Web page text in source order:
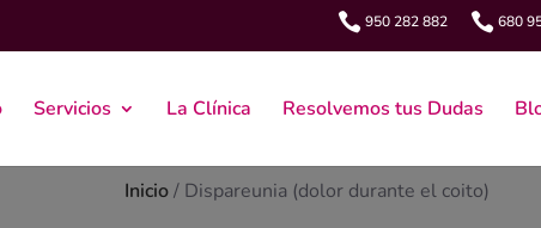
 950 282 882  680
Servicios La Clínica Resolvemos tus Dudas
Inicio/ Dispareunia (dolor durante el coito)